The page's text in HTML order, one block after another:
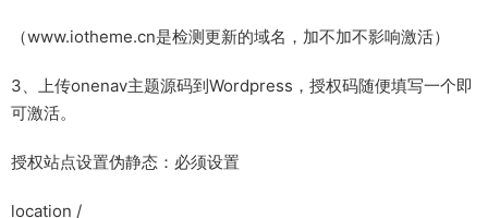
（www.iotheme.cn是检测更新的域名，加不加不影响激活）
3、上传onenav主题源码到Wordpress，授权码随便填写一个即
可激活。
授权站点设置伪静态：必须设置
location /